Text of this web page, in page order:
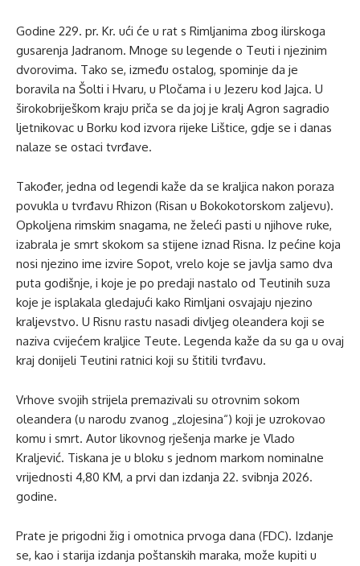
Godine 229. pr. Kr. ući će u rat s Rimljanima zbog ilirskoga
gusarenja Jadranom. Mnoge su legende o Teuti i njezinim
dvorovima. Tako se, između ostalog, spominje da je
boravila na Šolti i Hvaru, u Pločama i u Jezeru kod Jajca. U
širokobriješkom kraju priča se da joj je kralj Agron sagradio
ljetnikovac u Borku kod izvora rijeke Lištice, gdje se i danas
nalaze se ostaci tvrđave.
Također, jedna od legendi kaže da se kraljica nakon poraza
povukla u tvrđavu Rhizon (Risan u Bokokotorskom zaljevu).
Opkoljena rimskim snagama, ne želeći pasti u njihove ruke,
izabrala je smrt skokom sa stijene iznad Risna. Iz pećine koja
nosi njezino ime izvire Sopot, vrelo koje se javlja samo dva
puta godišnje, i koje je po predaji nastalo od Teutinih suza
koje je isplakala gledajući kako Rimljani osvajaju njezino
kraljevstvo. U Risnu rastu nasadi divljeg oleandera koji se
naziva cvijećem kraljice Teute. Legenda kaže da su ga u ovaj
kraj donijeli Teutini ratnici koji su štitili tvrđavu.
Vrhove svojih strijela premazivali su otrovnim sokom
oleandera (u narodu zvanog „zlojesina“) koji je uzrokovao
komu i smrt. Autor likovnog rješenja marke je Vlado
Kraljević. Tiskana je u bloku s jednom markom nominalne
vrijednosti 4,80 KM, a prvi dan izdanja 22. svibnja 2026.
godine.
Prate je prigodni žig i omotnica prvoga dana (FDC). Izdanje
se, kao i starija izdanja poštanskih maraka, može kupiti u